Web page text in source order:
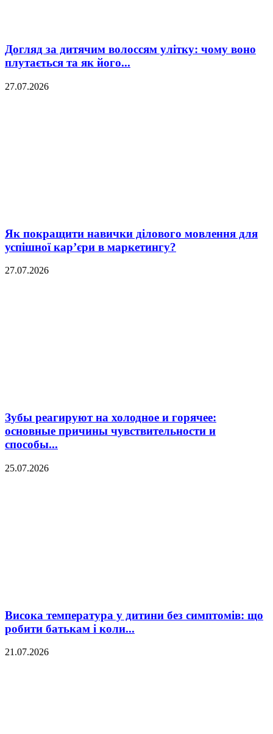
Догляд за дитячим волоссям улітку: чому воно
плутається та як його...
27.07.2026
Як покращити навички ділового мовлення для
успішної кар’єри в маркетингу?
27.07.2026
Зубы реагируют на холодное и горячее:
основные причины чувствительности и
способы...
25.07.2026
Висока температура у дитини без симптомів: що
робити батькам і коли...
21.07.2026